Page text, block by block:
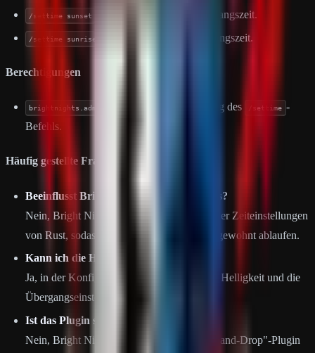
/settime sunset - Springt zur Sonnenuntergangszeit.
/settime sunrise - Springt zur Sonnenaufgangszeit.
Berechtigungen
brightnights.admin - Ermöglicht die Nutzung des /settime -
Befehls.
Häufig gestellte Fragen (FAQ)
Beeinflusst Bright Nights die Rust-Events?
Nein, Bright Nights ändert keine Datum- oder Zeiteinstellungen
von Rust, sodass zeitgesteuerte Events wie gewohnt ablaufen.
Kann ich die Helligkeit anpassen?
Ja, in der Konfigurationsdatei kannst du die Helligkeit und die
Übergangseinstellungen anpassen.
Ist das Plugin schwer einzurichten?
Nein, Bright Nights ist ein einfaches "Drag-and-Drop"-Plugin